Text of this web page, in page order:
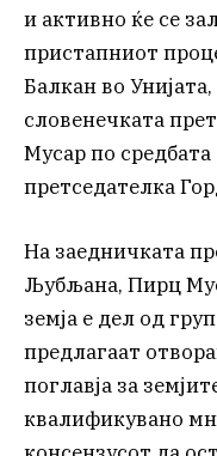
и активно ќе се
пристапниот
Балкан во
словенечката
Мусар по
претседателка
На заедничката
Љубљана, Пирц
земја е дел од
предлагаат
поглавја за
квалификувано